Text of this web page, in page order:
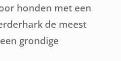
honden met een
de meest
grondige